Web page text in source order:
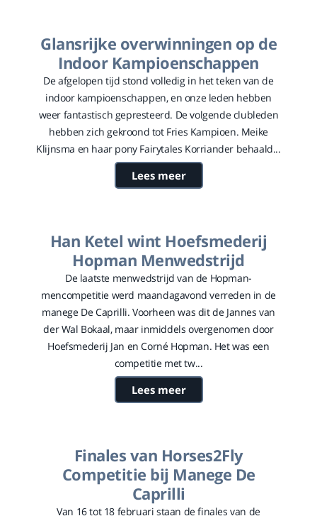
Glansrijke overwinningen op de
Indoor Kampioenschappen
De afgelopen tijd stond volledig in het teken van de
indoor kampioenschappen, en onze leden hebben
weer fantastisch gepresteerd. De volgende clubleden
hebben zich gekroond tot Fries Kampioen. Meike
Klijnsma en haar pony Fairytales Korriander behaald...
Lees meer
Han Ketel wint Hoefsmederij
Hopman Menwedstrijd
De laatste menwedstrijd van de Hopman-
mencompetitie werd maandagavond verreden in de
manege De Caprilli. Voorheen was dit de Jannes van
der Wal Bokaal, maar inmiddels overgenomen door
Hoefsmederij Jan en Corné Hopman. Het was een
competitie met tw...
Lees meer
Finales van Horses2Fly
Competitie bij Manege De
Caprilli
Van 16 tot 18 februari staan de finales van de